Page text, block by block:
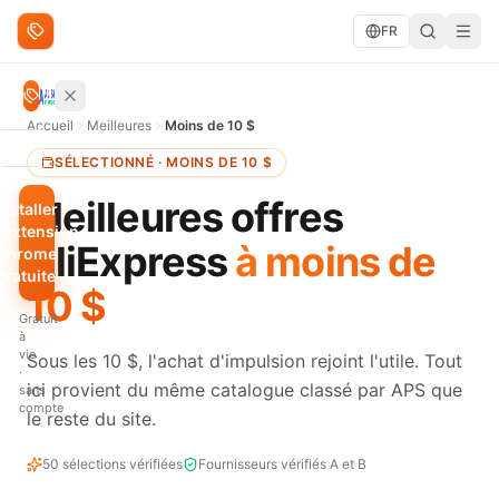
Aller au contenu
FR
Rechercher des offres
PARCOURIR
Tendances
Moins
de 10
$
FILTRES
Meilleurs
scores
grosse
Gratuit
à
vie
·
sans
compte
Accueil Meilleures Moins de 10 $
SÉLECTIONNÉ · MOINS DE 10 $
Meilleures offres
AliExpressà moins de
10 $
Sous les 10 $, l'achat d'impulsion rejoint l'utile. Tout
ici provient du même catalogue classé par APS que
le reste du site.
50 sélections vérifiées Fournisseurs vérifiés A et B